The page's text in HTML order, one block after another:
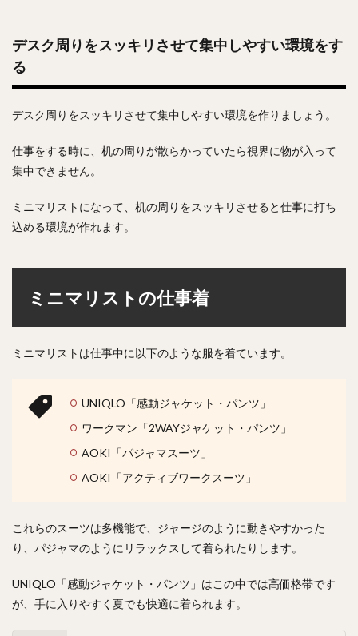
デスク周りをスッキリさせて集中しやすい環境をす
る
デスク周りをスッキリさせて集中しやすい環境を作りましょう。
仕事をする時に、机の周りが散らかっていたら視界に物が入って
集中できません。
ミニマリストになって、机の周りをスッキリさせると仕事に打ち
込める環境が作れます。
ミニマリストの仕事着
ミニマリストは仕事中に以下のような服を着ています。
UNIQLO「感動ジャケット・パンツ」
ワークマン「2WAYジャケット・パンツ」
AOKI「パジャマスーツ」
AOKI「アクティブワークスーツ」
これらのスーツは多機能で、ジャージのように動きやすかった
り、パジャマのようにリラックスして着られたりします。
UNIQLO「感動ジャケット・パンツ」はこの中では高価格帯です
が、手に入りやすく夏でも快適に着られます。